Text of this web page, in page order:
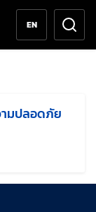
EN
มปลอดภัย
สุดเมื่อ: